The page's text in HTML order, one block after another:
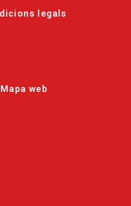
legals
Mapa web